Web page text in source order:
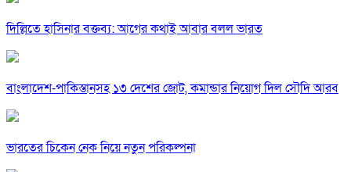
দিল্লিতে হাসিনার বক্তব্য: আগের কথাই আবার বলল ভারত
বাংলাদেশ-পাকিস্তানসহ ১৩ দেশের জোট, কমান্ডার নিয়োগ দিল সৌদি আরব
ভারতের চিকেন নেক নিয়ে নতুন পরিকল্পনা